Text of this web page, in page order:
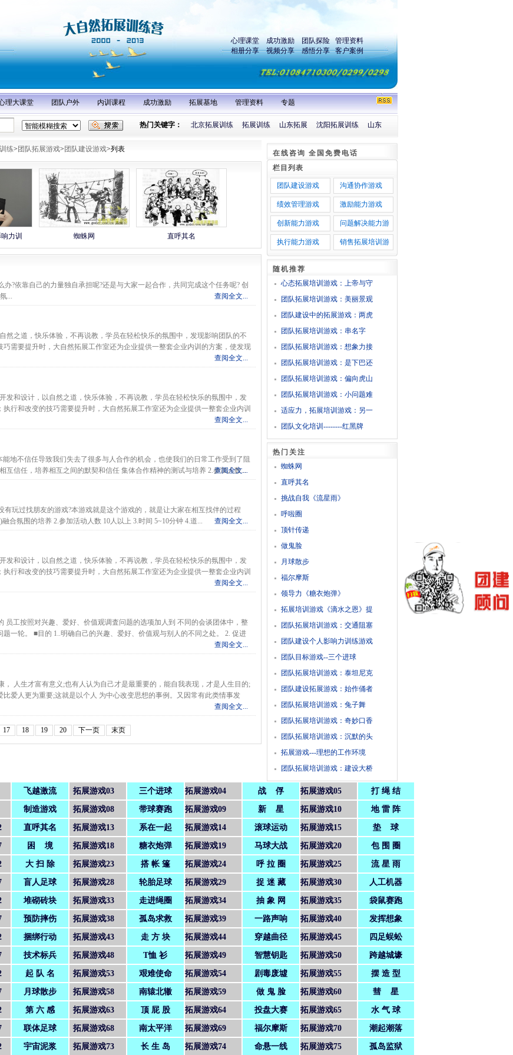
心理课堂 成功激励 团队探险
管理资料
相册分享
视频分享 感悟分享 客户案例
理大课堂 团队户外 内训课程 成功激励 拓展基地 管理资料 专题
热门关键字： 北京拓展训练 拓展训练 山东拓展 沈阳拓展训练 山东
练> 团队拓展游戏> 团队建设游戏>列表
力训 蜘蛛网 直呼其名
?依靠自己的力量独自承担呢?还是与大家一起合作，共同完成这个任务呢? 创
...
查阅全文...
然之道，快乐体验，不再说教，学员在轻松快乐的氛围中，发现影响团队的不
需要提升时，大自然拓展工作室还为企业提供一整套企业内训的方案，使发现
查阅全文...
发和设计，以自然之道，快乐体验，不再说教，学员在轻松快乐的氛围中，发
行和改变的技巧需要提升时，大自然拓展工作室还为企业提供一整套企业内训
查阅全文...
地不信任导致我们失去了很多与人合作的机会，也使我们的日常工作受到了阻
互信任，培养相互之间的默契和信任 集体合作精神的测试与培养 2.参加人数...
查阅全文...
有玩过找朋友的游戏?本游戏就是这个游戏的，就是让大家在相互找伴的过程
合氛围的培养 2.参加活动人数 10人以上 3.时间 5~10分钟 4.道...
查阅全文...
发和设计，以自然之道，快乐体验，不再说教，学员在轻松快乐的氛围中，发
行和改变的技巧需要提升时，大自然拓展工作室还为企业提供一整套企业内训
查阅全文...
员工按照对兴趣、爱好、价值观调査问题的选项加人到 不同的会谈团体中，整
一轮。 ■目的 1..明确自己的兴趣、爱好、价值观与别人的不同之处。 2. 促进
查阅全文...
人生才富有意义;也有人认为自己才是最重要的，能自我表现，才是人生目的;
爱人更为重要;这就是以个人 为中心改变思想的事例。又因常有此类情事发
查阅全文...
17 18 19 20 下一页 末页
在线咨询 全国免费电话
栏目列表
团队建设游戏 沟通协作游戏
绩效管理游戏 激励能力游戏
创新能力游戏
问题解决能力游
戏
执行能力游戏
销售拓展培训游
戏
随机推荐
心态拓展培训游戏：上帝与守
团队拓展培训游戏：美丽景观
团队建设中的拓展游戏：两虎
团队拓展培训游戏：串名字
团队拓展培训游戏：想象力接
团队拓展培训游戏：是下巴还
团队拓展培训游戏：偏向虎山
团队拓展培训游戏：小问题难
适应力，拓展培训游戏：另一
团队文化培训--------红黑牌
热门关注
蜘蛛网
直呼其名
挑战自我《流星雨》
呼啦圈
顶针传递
做鬼脸
月球散步
福尔摩斯
领导力《糖衣炮弹》
拓展培训游戏《滴水之恩》提
团队拓展培训游戏：交通阻塞
团队建设个人影响力训练游戏
团队目标游戏--三个进球
团队拓展培训游戏：泰坦尼克
团队建设拓展游戏：始作俑者
团队拓展培训游戏：兔子舞
团队拓展培训游戏：奇妙口香
团队拓展培训游戏：沉默的头
拓展游戏---理想的工作环境
团队拓展培训游戏：建设大桥
飞越激流 拓展游戏03 三个进球 拓展游戏04 战 俘 拓展游戏05 打 绳 结
制造游戏 拓展游戏08 带球赛跑 拓展游戏09 新 星 拓展游戏10 地 雷 阵
直呼其名 拓展游戏13 系在一起 拓展游戏14 滚球运动 拓展游戏15 垫 球
困 境 拓展游戏18 糖衣炮弹 拓展游戏19 马球大战 拓展游戏20 包 围 圈
大 扫 除 拓展游戏23 搭 帐 篷 拓展游戏24 呼 拉 圈 拓展游戏25 流 星 雨
盲人足球 拓展游戏28 轮胎足球 拓展游戏29 捉 迷 藏 拓展游戏30 人工机器
堆砌砖块 拓展游戏33 走进绳圈 拓展游戏34 抽 象 网 拓展游戏35 袋鼠赛跑
预防摔伤 拓展游戏38 孤岛求救 拓展游戏39 一路声响 拓展游戏40 发挥想象
捆绑行动 拓展游戏43 走 方 块 拓展游戏44 穿越曲径 拓展游戏45 四足蜈蚣
技术标兵 拓展游戏48 T恤 衫 拓展游戏49 智慧钥匙 拓展游戏50 跨越城壕
起 队 名 拓展游戏53 艰难使命 拓展游戏54 剧毒废墟 拓展游戏55 摆 造 型
月球散步 拓展游戏58 南辕北辙 拓展游戏59 做 鬼 脸 拓展游戏60 彗 星
第 六 感 拓展游戏63 顶 屁 股 拓展游戏64 投盘大赛 拓展游戏65 水 气 球
联体足球 拓展游戏68 南太平洋 拓展游戏69 福尔摩斯 拓展游戏70 潮起潮落
宇宙泥浆 拓展游戏73 长 生 岛 拓展游戏74 命悬一线 拓展游戏75 孤岛监狱